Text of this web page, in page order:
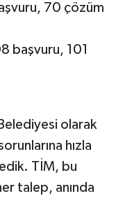
70 çözüm
başvuru, 101
olarak
hızla
TİM, bu
talep, anında